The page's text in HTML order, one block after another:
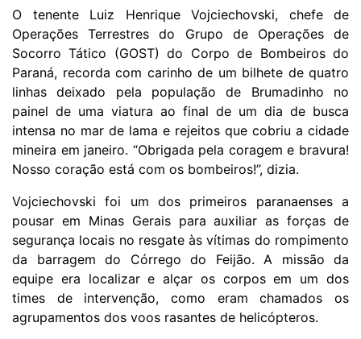
O tenente Luiz Henrique Vojciechovski, chefe de
Operações Terrestres do Grupo de Operações de
Socorro Tático (GOST) do Corpo de Bombeiros do
Paraná, recorda com carinho de um bilhete de quatro
linhas deixado pela população de Brumadinho no
painel de uma viatura ao final de um dia de busca
intensa no mar de lama e rejeitos que cobriu a cidade
mineira em janeiro. “Obrigada pela coragem e bravura!
Nosso coração está com os bombeiros!”, dizia.
Vojciechovski foi um dos primeiros paranaenses a
pousar em Minas Gerais para auxiliar as forças de
segurança locais no resgate às vítimas do rompimento
da barragem do Córrego do Feijão. A missão da
equipe era localizar e alçar os corpos em um dos
times de intervenção, como eram chamados os
agrupamentos dos voos rasantes de helicópteros.